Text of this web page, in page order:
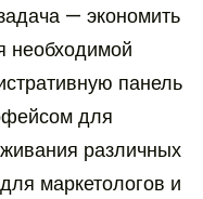
— экономить
необходимой
панель
для
различных
маркетологов и